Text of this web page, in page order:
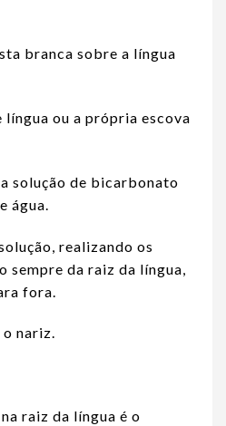
branca sobre a língua
ou a própria escova
solução de bicarbonato
água.
realizando os
sempre da raiz da língua,
fora.
o nariz.
raiz da língua é o